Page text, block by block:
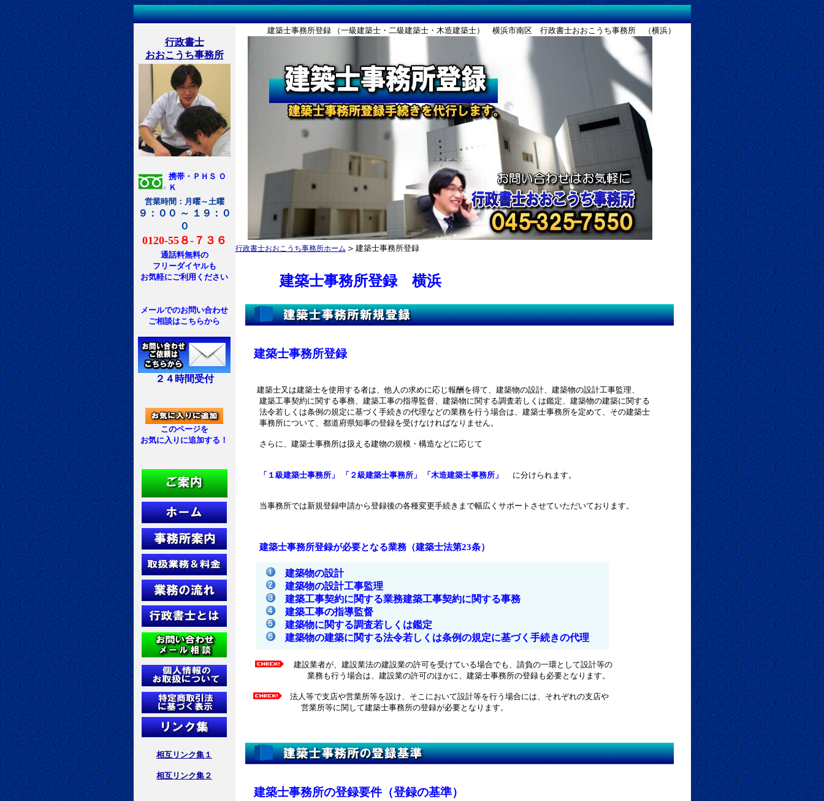
行政書士
おおこうち事務所
携帯・ＰＨＳ Ｏ
Ｋ
営業時間：月曜～土曜
９：００ ～ １９：０
０
0120-55８-７３６
通話料無料の
フリーダイヤルも
お気軽にご利用ください
メールでのお問い合わせ
ご相談はこちらから
２４時間受付
このページを
お気に入りに追加する！
相互リンク集１
相互リンク集２
建築士事務所登録 （一級建築士・二級建築士・木造建築士） 横浜市南区 行政書士おおこうち事務所 （横浜）
行政書士おおこうち事務所ホーム ＞ 建築士事務所登録
建築士事務所登録 横浜
建築士事務所登録
建築士又は建築士を使用する者は、他人の求めに応じ報酬を得て、建築物の設計、建築物の設計工事監理、
建築工事契約に関する事務、建築工事の指導監督、建築物に関する調査若しくは鑑定、建築物の建築に関する
法令若しくは条例の規定に基づく手続きの代理などの業務を行う場合は、建築士事務所を定めて、その建築士
事務所について、都道府県知事の登録を受けなければなりません。
さらに、建築士事務所は扱える建物の規模・構造などに応じて
「１級建築士事務所」 「２級建築士事務所」 「木造建築士事務所」 に分けられます。
当事務所では新規登録申請から登録後の各種変更手続きまで幅広くサポートさせていただいております。
建築士事務所登録が必要となる業務（建築士法第23条）
建築物の設計
建築物の設計工事監理
建築工事契約に関する業務建築工事契約に関する事務
建築工事の指導監督
建築物に関する調査若しくは鑑定
建築物の建築に関する法令若しくは条例の規定に基づく手続きの代理
建設業者が、建設業法の建設業の許可を受けている場合でも、請負の一環として設計等の
業務も行う場合は、建設業の許可のほかに、建築士事務所の登録も必要となります。
法人等で支店や営業所等を設け、そこにおいて設計等を行う場合には、それぞれの支店や
営業所等に関して建築士事務所の登録が必要となります。
建築士事務所の登録要件（登録の基準）